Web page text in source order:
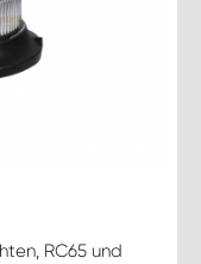
RC65 und